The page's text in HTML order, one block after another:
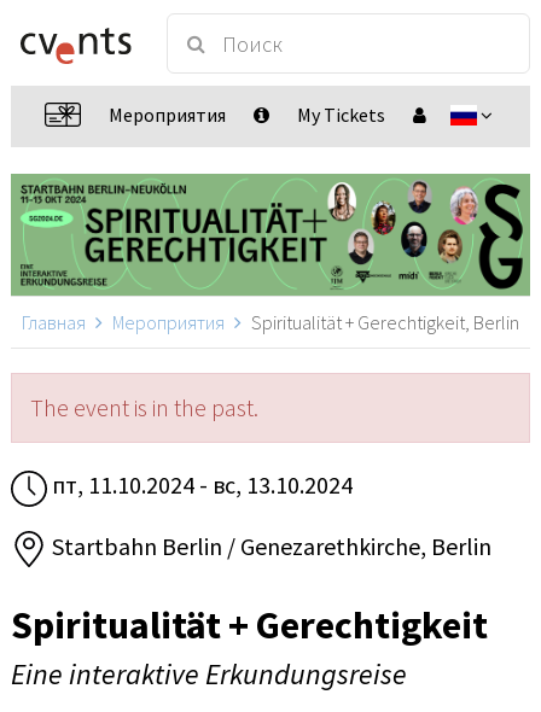
Мероприятия My Tickets
Главная Мероприятия Spiritualität + Gerechtigkeit, Berlin
The event is in the past.
пт, 11.10.2024 - вс, 13.10.2024
Startbahn Berlin / Genezarethkirche, Berlin
Spiritualität + Gerechtigkeit
Eine interaktive Erkundungsreise